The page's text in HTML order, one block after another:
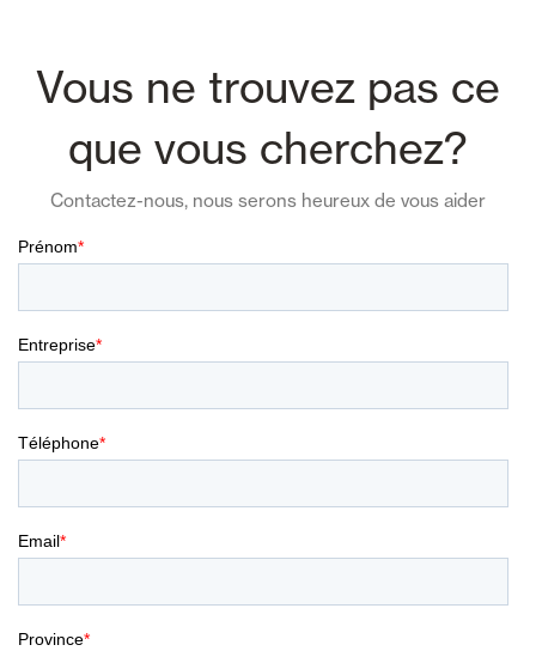
Vous ne trouvez pas ce
que vous cherchez?
Contactez-nous, nous serons heureux de vous aider